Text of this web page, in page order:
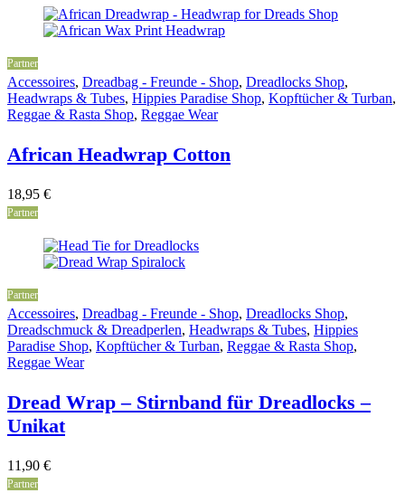
Partner
Accessoires, Dreadbag - Freunde - Shop, Dreadlocks Shop,
Headwraps & Tubes, Hippies Paradise Shop, Kopftücher & Turban,
Reggae & Rasta Shop, Reggae Wear
African Headwrap Cotton
18,95 €
Partner
Partner
Accessoires, Dreadbag - Freunde - Shop, Dreadlocks Shop,
Dreadschmuck & Dreadperlen, Headwraps & Tubes, Hippies
Paradise Shop, Kopftücher & Turban, Reggae & Rasta Shop,
Reggae Wear
Dread Wrap – Stirnband für Dreadlocks –
Unikat
11,90 €
Partner